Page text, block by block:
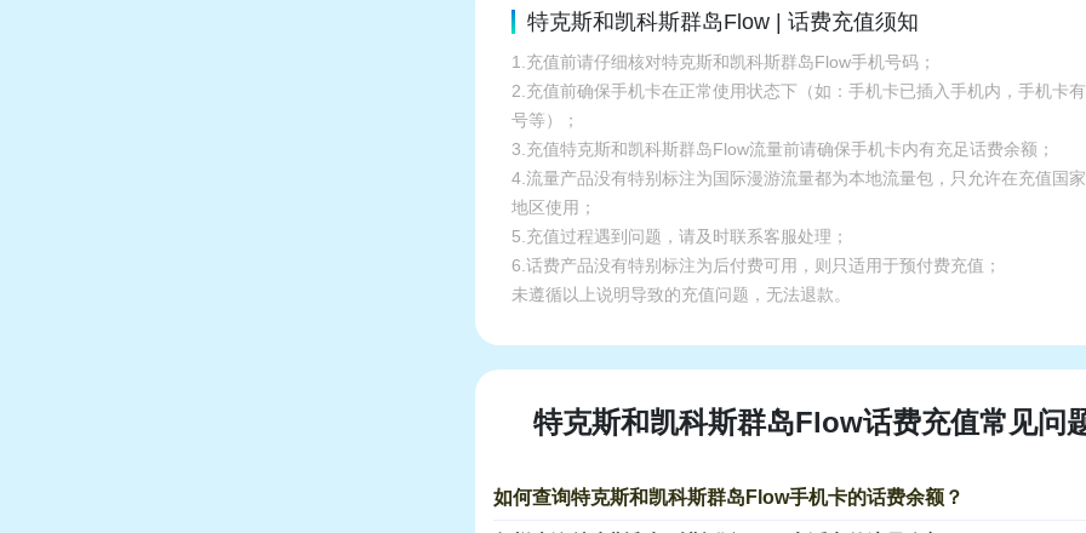
特克斯和凯科斯群岛Flow | 话费充值须知
1.充值前请仔细核对特克斯和凯科斯群岛Flow手机号码；
2.充值前确保手机卡在正常使用状态下（如：手机卡已插入手机内，手机卡
号等）；
3.充值特克斯和凯科斯群岛Flow流量前请确保手机卡内有充足话费余额；
4.流量产品没有特别标注为国际漫游流量都为本地流量包，只允许在充值国
地区使用；
5.充值过程遇到问题，请及时联系客服处理；
6.话费产品没有特别标注为后付费可用，则只适用于预付费充值；
未遵循以上说明导致的充值问题，无法退款。
特克斯和凯科斯群岛Flow话费充值常见问
如何查询特克斯和凯科斯群岛Flow手机卡的话费余额？